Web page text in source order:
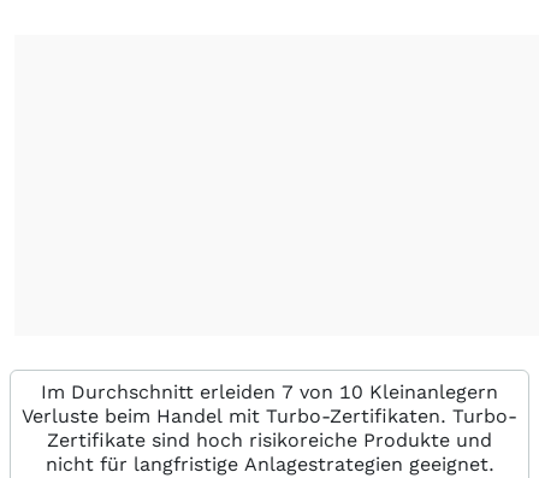
Im Durchschnitt erleiden 7 von 10 Kleinanlegern
Verluste beim Handel mit Turbo-Zertifikaten. Turbo-
Zertifikate sind hoch risikoreiche Produkte und
nicht für langfristige Anlagestrategien geeignet.